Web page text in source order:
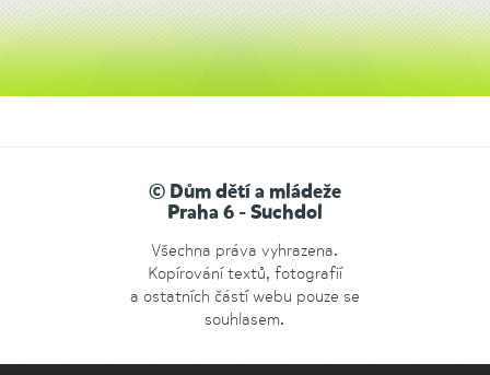
© Dům dětí a mládeže
Praha 6 - Suchdol
Všechna práva vyhrazena.
Kopírování textů, fotografií
a ostatních částí webu pouze se
souhlasem.